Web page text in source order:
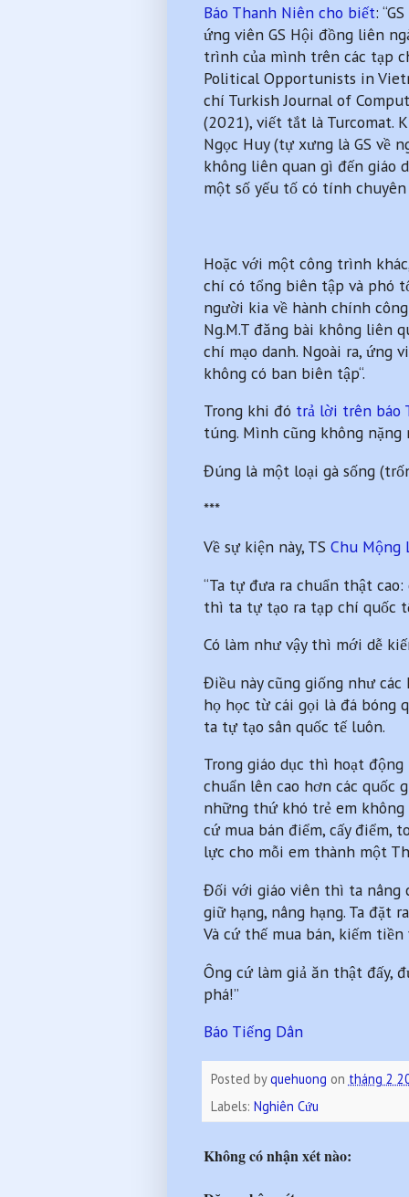
Báo Thanh Niên cho biết:
ứng viên GS Hội đồng liên
trình của mình trên các tạp
Political Opportunists in
chí Turkish Journal of
(2021), viết tắt là Turcomat.
Ngọc Huy (tự xưng là GS về
không liên quan gì đến giáo
một số yếu tố có tính chuyên
Hoặc với một công trình
chí có tổng biên tập và phó
người kia về hành chính
Ng.M.T đăng bài không liên
chí mạo danh. Ngoài ra, ứng
không có ban biên tập“.
Trong khi đó trả lời trên báo
túng. Mình cũng không nặng
Đúng là một loại gà sống
***
Về sự kiện này, TS Chu Mộng
“Ta tự đưa ra chuẩn thật
thì ta tự tạo ra tạp chí quốc
Có làm như vậy thì mới dễ
Điều này cũng giống như các
họ học từ cái gọi là đá bóng
ta tự tạo sân quốc tế luôn.
Trong giáo dục thì hoạt động
chuẩn lên cao hơn các quốc
những thứ khó trẻ em
cứ mua bán điểm, cấy điểm,
lực cho mỗi em thành một
Đối với giáo viên thì ta nâng
giữ hạng, nâng hạng. Ta đặt
Và cứ thế mua bán, kiếm
Ông cứ làm giả ăn thật đấy,
phá!”
Báo Tiếng Dân
Posted byquehuong on tháng 2
Labels: Nghiên Cứu
Không có nhận xét nào: